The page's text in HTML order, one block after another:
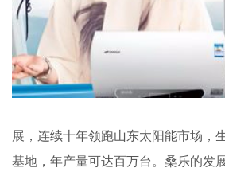
展，连续十年领跑山东太阳能市场，
基地，年产量可达百万台。桑乐的发